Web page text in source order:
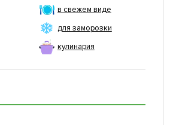
в свежем виде
для заморозки
кулинария